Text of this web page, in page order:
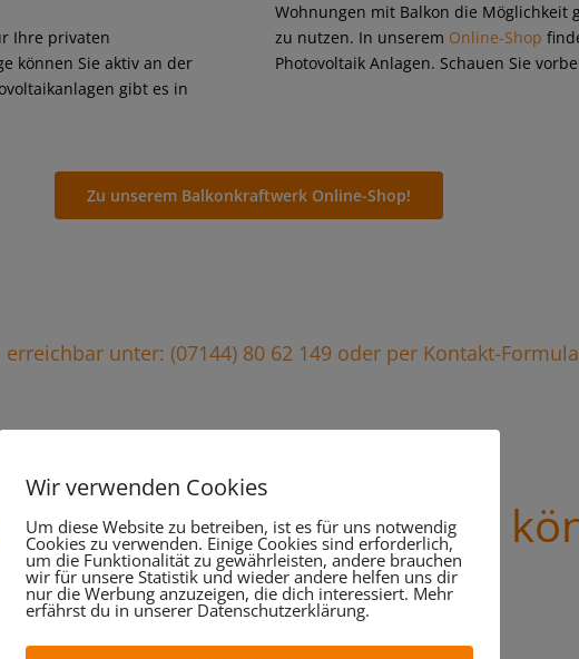
Ihre privaten
können Sie aktiv an der
gibt es in
Wohnungen mit Balkon die Möglichkeit
zu nutzen. In unserem Online-Shop
Photovoltaik Anlagen. Schauen Sie
Zu unserem Balkonkraftwerk Online-Shop!
erreichbar unter: (07144) 80 62 149 oder per Kontakt-
im Überblick, das
wir für Sie tun:
Wir verwenden Cookies
Um diese Website zu betreiben, ist es für uns notwendig
Cookies zu verwenden. Einige Cookies sind erforderlich,
um die Funktionalität zu gewährleisten, andere brauchen
wir für unsere Statistik und wieder andere helfen uns dir
nur die Werbung anzuzeigen, die dich interessiert. Mehr
erfährst du in unserer Datenschutzerklärung.